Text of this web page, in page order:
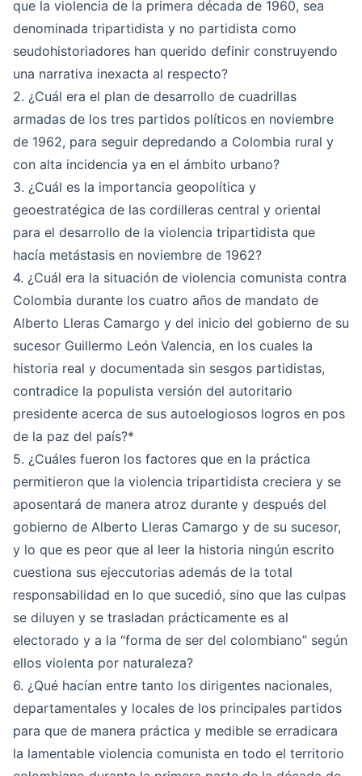
que la violencia de la primera década de 1960, sea
denominada tripartidista y no partidista como
seudohistoriadores han querido definir construyendo
una narrativa inexacta al respecto?
2. ¿Cuál era el plan de desarrollo de cuadrillas
armadas de los tres partidos políticos en noviembre
de 1962, para seguir depredando a Colombia rural y
con alta incidencia ya en el ámbito urbano?
3. ¿Cuál es la importancia geopolítica y
geoestratégica de las cordilleras central y oriental
para el desarrollo de la violencia tripartidista que
hacía metástasis en noviembre de 1962?
4. ¿Cuál era la situación de violencia comunista contra
Colombia durante los cuatro años de mandato de
Alberto Lleras Camargo y del inicio del gobierno de su
sucesor Guillermo León Valencia, en los cuales la
historia real y documentada sin sesgos partidistas,
contradice la populista versión del autoritario
presidente acerca de sus autoelogiosos logros en pos
de la paz del país?*
5. ¿Cuáles fueron los factores que en la práctica
permitieron que la violencia tripartidista creciera y se
aposentará de manera atroz durante y después del
gobierno de Alberto Lleras Camargo y de su sucesor,
y lo que es peor que al leer la historia ningún escrito
cuestiona sus ejeccutorias además de la total
responsabilidad en lo que sucedió, sino que las culpas
se diluyen y se trasladan prácticamente es al
electorado y a la “forma de ser del colombiano” según
ellos violenta por naturaleza?
6. ¿Qué hacían entre tanto los dirigentes nacionales,
departamentales y locales de los principales partidos
para que de manera práctica y medible se erradicara
la lamentable violencia comunista en todo el territorio